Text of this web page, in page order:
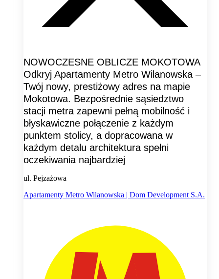
NOWOCZESNE OBLICZE MOKOTOWA
Odkryj Apartamenty Metro Wilanowska –
Twój nowy, prestiżowy adres na mapie
Mokotowa. Bezpośrednie sąsiedztwo
stacji metra zapewni pełną mobilność i
błyskawiczne połączenie z każdym
punktem stolicy, a dopracowana w
każdym detalu architektura spełni
oczekiwania najbardziej
ul. Pejzażowa
Apartamenty Metro Wilanowska | Dom Development S.A.